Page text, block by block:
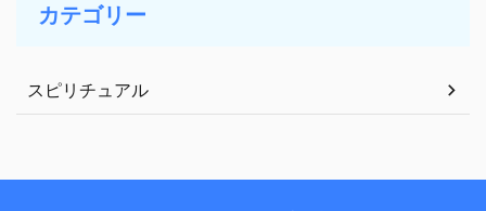
カテゴリー
スピリチュアル